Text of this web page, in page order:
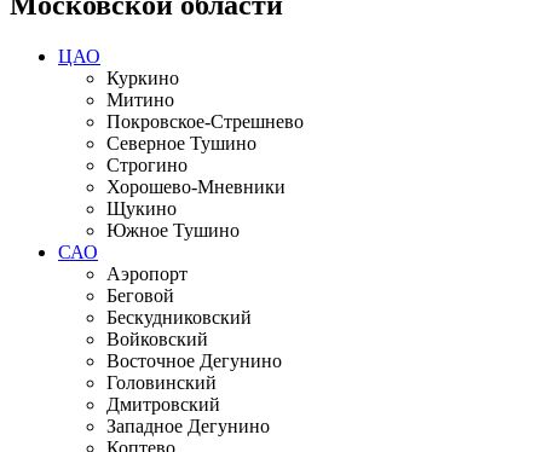
ЦАО
Куркино
Митино
Покровское-Стрешнево
Северное Тушино
Строгино
Хорошево-Мневники
Щукино
Южное Тушино
САО
Аэропорт
Беговой
Бескудниковский
Войковский
Восточное Дегунино
Головинский
Дмитровский
Западное Дегунино
Коптево